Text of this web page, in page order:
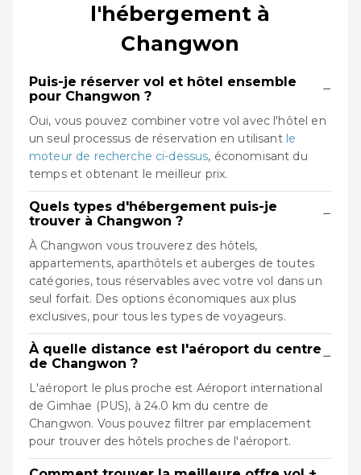
l'hébergement à
Changwon
Puis-je réserver vol et hôtel ensemble
pour Changwon ?
−
Oui, vous pouvez combiner votre vol avec l'hôtel en
un seul processus de réservation en utilisant le
moteur de recherche ci-dessus, économisant du
temps et obtenant le meilleur prix.
Quels types d'hébergement puis-je
trouver à Changwon ?
−
À Changwon vous trouverez des hôtels,
appartements, aparthôtels et auberges de toutes
catégories, tous réservables avec votre vol dans un
seul forfait. Des options économiques aux plus
exclusives, pour tous les types de voyageurs.
À quelle distance est l'aéroport du centre
de Changwon ?
−
L'aéroport le plus proche est Aéroport international
de Gimhae (PUS), à 24.0 km du centre de
Changwon. Vous pouvez filtrer par emplacement
pour trouver des hôtels proches de l'aéroport.